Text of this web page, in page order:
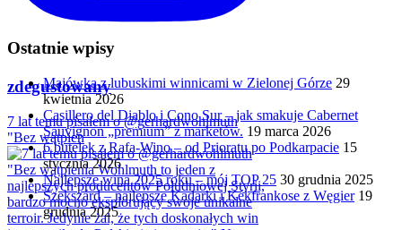
zdegustowany
7 lat temu pisałem o @gerhardwohlmuth
"Bez wątpien
Ostatnie wpisy
Majówka z lubuskimi winnicami w Zielonej Górze 29
kwietnia 2026
Casillero del Diablo i Cono Sur – jak smakuje Cabernet
Sauvignon „premium” z marketów. 19 marca 2026
6 butelek z Rafa-Wino – od Prioratu po Podkarpacie 15
stycznia 2026
Najlepsze wina 2025 roku – mój TOP 25 30 grudnia 2025
Szekszárd – najlepsze Kadarki i Kékfrankose z Węgier 19
grudnia 2025